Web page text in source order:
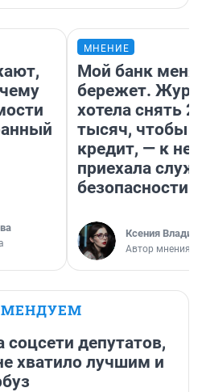
МНЕНИЕ
Мой банк меня
бережет.
хотела снять
тысяч, чтобы
кредит, — к
приехала
безопасности
Ксения
Автор мнения
соцсети депутатов,
хватило лучшим и